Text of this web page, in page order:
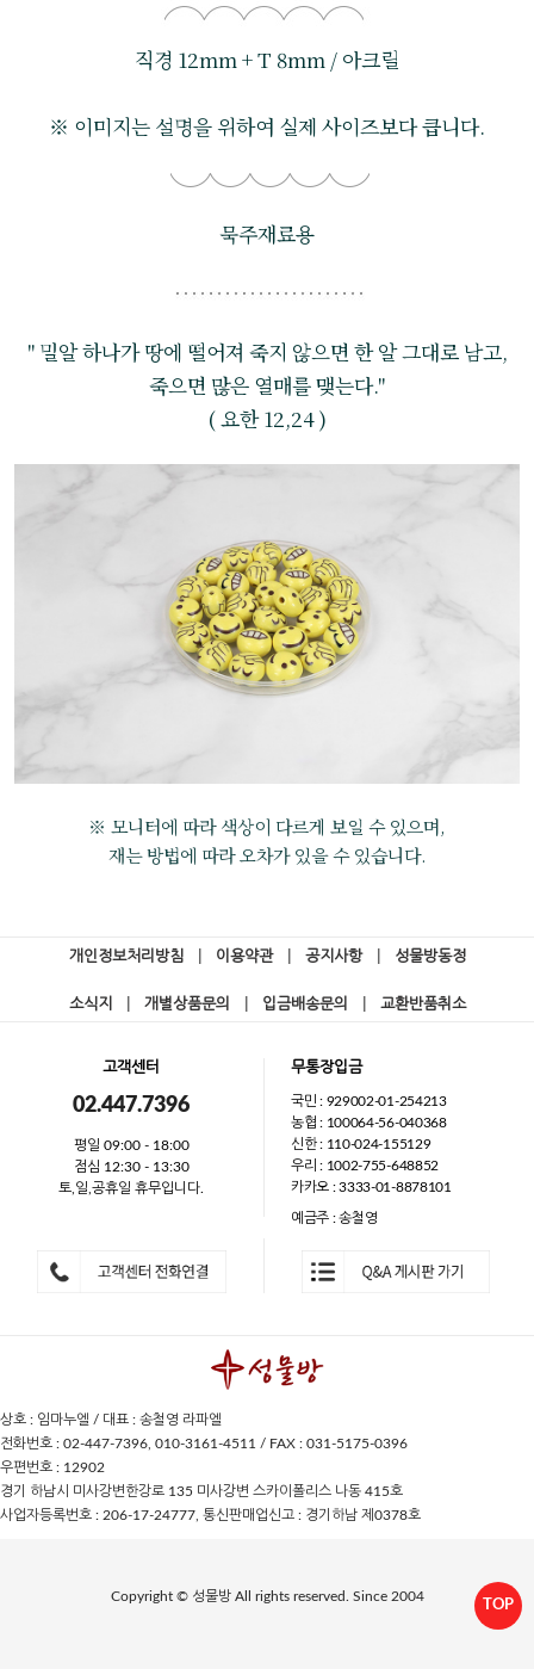
TOP
직경 12mm + T 8mm / 아크릴
※ 이미지는 설명을 위하여 실제 사이즈보다 큽니다.
묵주재료용
" 밀알 하나가 땅에 떨어져 죽지 않으면 한 알 그대로 남고,
죽으면 많은 열매를 맺는다."
( 요한 12,24 )
※ 모니터에 따라 색상이 다르게 보일 수 있으며,
재는 방법에 따라 오차가 있을 수 있습니다.
개인정보처리방침 이용약관 공지사항 성물방동정
소식지 개별상품문의 입금배송문의 교환반품취소
고객센터
02.447.7396
평일 09:00 - 18:00
점심 12:30 - 13:30
토,일,공휴일 휴무입니다.
무통장입금
국민 : 929002-01-254213
농협 : 100064-56-040368
신한 : 110-024-155129
우리 : 1002-755-648852
카카오 : 3333-01-8878101
예금주 : 송철영
상호 : 임마누엘 / 대표 : 송철영 라파엘
전화번호 : 02-447-7396, 010-3161-4511 / FAX : 031-5175-0396
우편번호 : 12902
경기 하남시 미사강변한강로 135 미사강변 스카이폴리스 나동 415호
사업자등록번호 : 206-17-24777, 통신판매업신고 : 경기하남 제0378호
Copyright © 성물방 All rights reserved. Since 2004